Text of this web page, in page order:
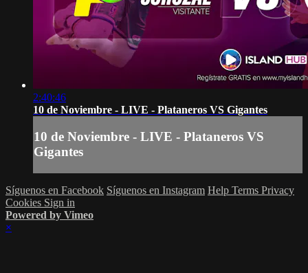
2:40:46
10 de Noviembre - LIVE - Plataneros VS Gigantes
10 de Noviembre - LIVE - Plataneros VS
Gigantes
Síguenos en Facebook Síguenos en Instagram Help Terms Privacy
Cookies Sign in
Powered by Vimeo
×